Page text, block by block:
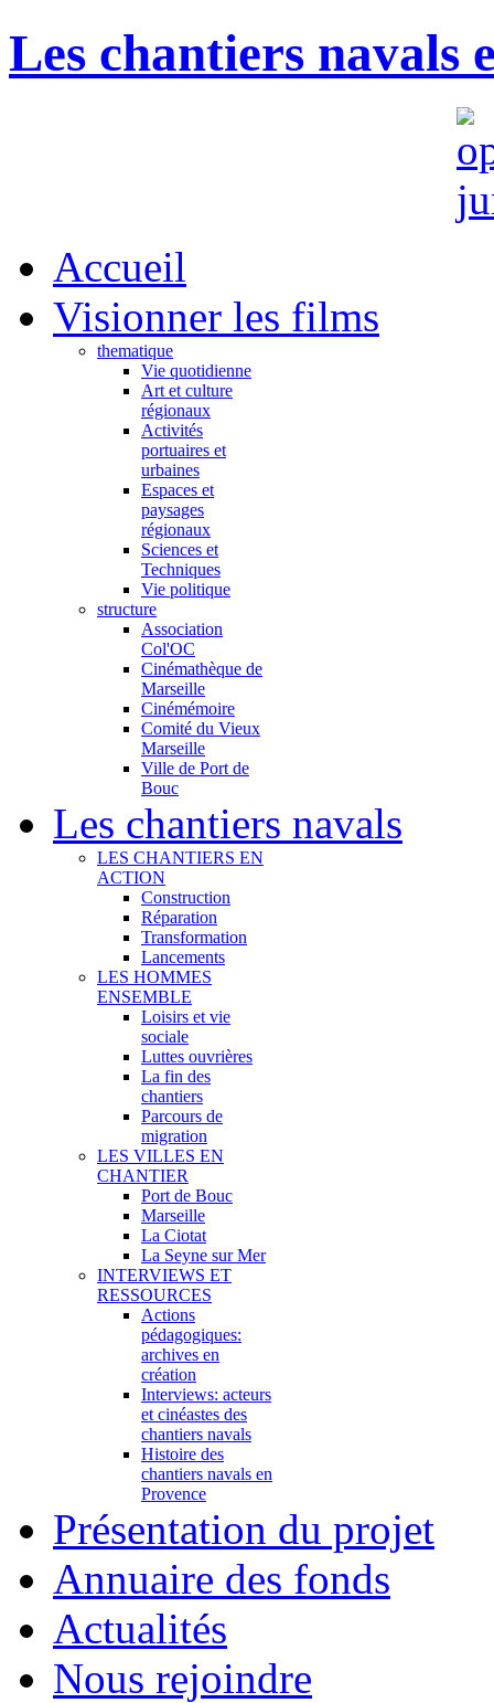
Les chantiers navals
Accueil
Visionner les films
thematique
Vie quotidienne
Art et culture
régionaux
Activités
portuaires et
urbaines
Espaces et
paysages
régionaux
Sciences et
Techniques
Vie politique
structure
Association
Col'OC
Cinémathèque de
Marseille
Cinémémoire
Comité du Vieux
Marseille
Ville de Port de
Bouc
Les chantiers navals
LES CHANTIERS EN
ACTION
Construction
Réparation
Transformation
Lancements
LES HOMMES
ENSEMBLE
Loisirs et vie
sociale
Luttes ouvrières
La fin des
chantiers
Parcours de
migration
LES VILLES EN
CHANTIER
Port de Bouc
Marseille
La Ciotat
La Seyne sur Mer
INTERVIEWS ET
RESSOURCES
Actions
pédagogiques:
archives en
création
Interviews: acteurs
et cinéastes des
chantiers navals
Histoire des
chantiers navals en
Provence
Présentation du projet
Annuaire des fonds
Actualités
Nous rejoindre